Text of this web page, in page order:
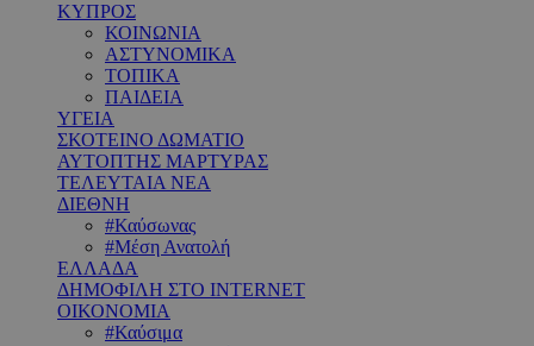
ΚΥΠΡΟΣ
ΚΟΙΝΩΝΙΑ
ΑΣΤΥΝΟΜΙΚΑ
ΤΟΠΙΚΑ
ΠΑΙΔΕΙΑ
ΥΓΕΙΑ
ΣΚΟΤΕΙΝΟ ΔΩΜΑΤΙΟ
ΑΥΤΟΠΤΗΣ ΜΑΡΤΥΡΑΣ
ΤΕΛΕΥΤΑΙΑ ΝΕΑ
ΔΙΕΘΝΗ
#Καύσωνας
#Μέση Ανατολή
ΕΛΛΑΔΑ
ΔΗΜΟΦΙΛΗ ΣΤΟ INTERNET
ΟΙΚΟΝΟΜΙΑ
#Καύσιμα